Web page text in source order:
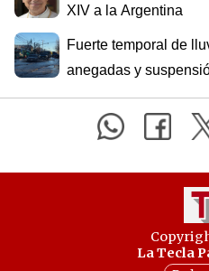
XIV a la Argentina
Fuerte temporal de
anegadas y
La Tecla